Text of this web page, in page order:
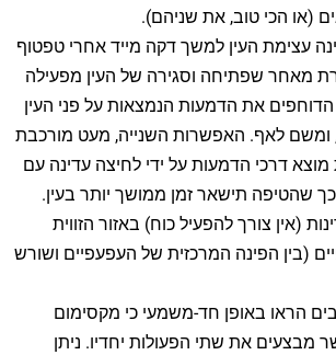
(או הכי טוב, את שניהם).
עצימת העין למשך דקה מייד אחרי טפטוף
מאחר שפתיחה וסגירה של העין מפעילה
את הדמעות הנמצאות על פני העין
ומשם לאף. האפשרות השנייה, מעט מורכבת
דרכי הדמעות על ידי לחיצה עדינה עם
שהטיפה תישאר זמן ממושך יותר בעין.
(אין צורך להפעיל כוח) באזור הזווית
(בין הפינה המרכזית של העפעפיים ושורש
הראו באופן חד-משמעי כי מקסימום
מבצעים את שתי הפעולות יחדיו. ניתן